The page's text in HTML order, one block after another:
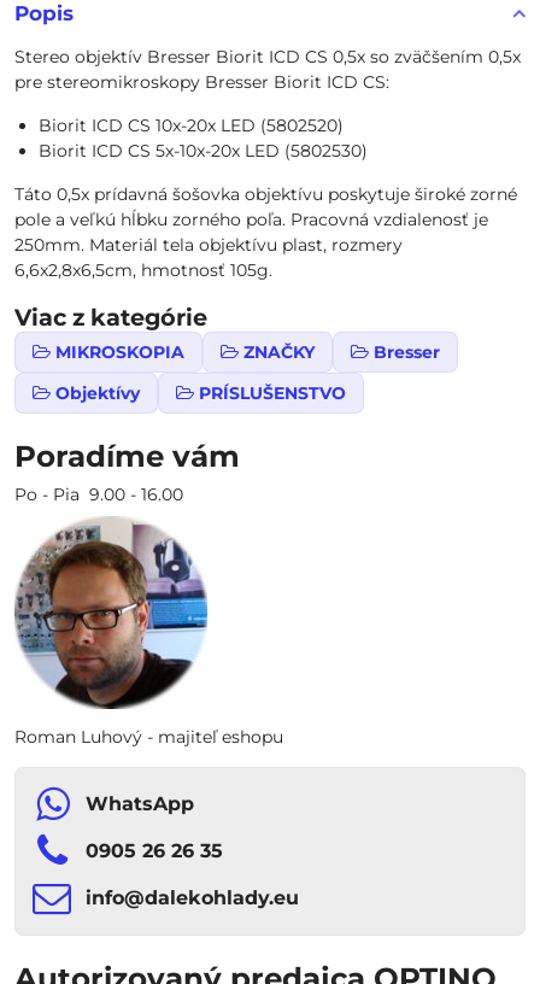
Popis
Stereo objektív Bresser Biorit ICD CS 0,5x so zväčšením 0,5x
pre stereomikroskopy Bresser Biorit ICD CS:
Biorit ICD CS 10x-20x LED (5802520)
Biorit ICD CS 5x-10x-20x LED (5802530)
Táto 0,5x prídavná šošovka objektívu poskytuje široké zorné
pole a veľkú hĺbku zorného poľa. Pracovná vzdialenosť je
250mm. Materiál tela objektívu plast, rozmery
6,6x2,8x6,5cm, hmotnosť 105g.
Viac z kategórie
MIKROSKOPIA ZNAČKY
Bresser
Objektívy
PRÍSLUŠENSTVO
Poradíme vám
Po - Pia 9.00 - 16.00
Roman Luhový - majiteľ eshopu
WhatsApp
0905 26 26 35
info​​@dalekohlady​​.eu